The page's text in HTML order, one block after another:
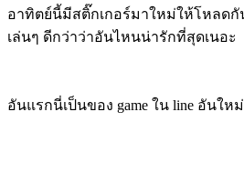
อาทิตย์นี้มีสติ๊กเกอร์มาใหม่ให้โหลดกั
เล่นๆ ดีกว่าว่าอันไหนน่ารักที่สุดเนอะ
อันแรกนี่เป็นของ game ใน line อันให